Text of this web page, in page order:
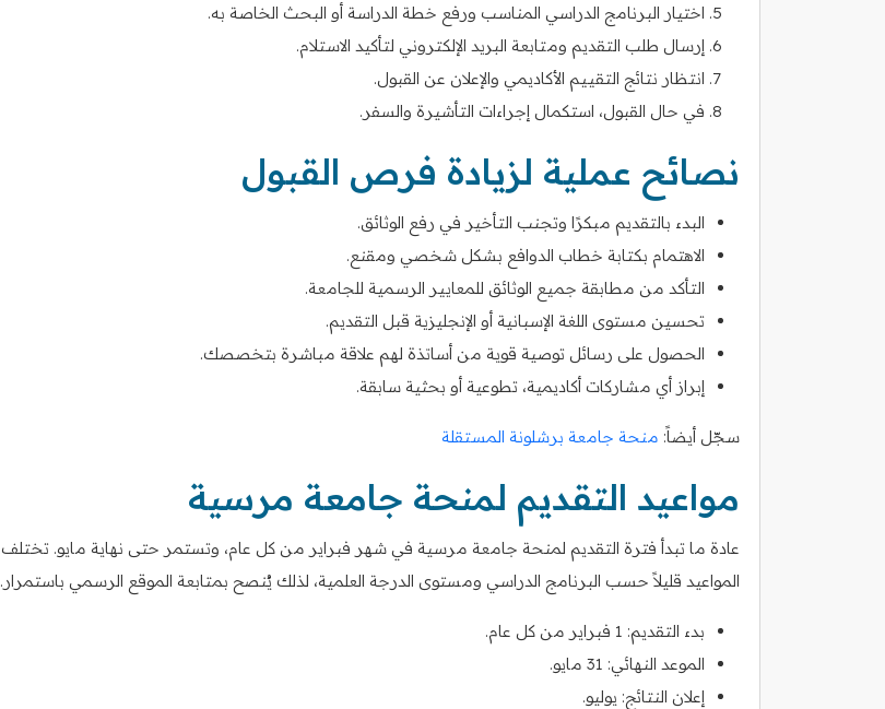
اختيار البرنامج الدراسي المناسب ورفع خطة الدراسة أو البحث الخاصة به.
إرسال طلب التقديم ومتابعة البريد الإلكتروني لتأكيد الاستلام.
انتظار نتائج التقييم الأكاديمي والإعلان عن القبول.
في حال القبول، استكمال إجراءات التأشيرة والسفر.
نصائح عملية لزيادة فرص القبول
البدء بالتقديم مبكرًا وتجنب التأخير في رفع الوثائق.
الاهتمام بكتابة خطاب الدوافع بشكل شخصي ومقنع.
التأكد من مطابقة جميع الوثائق للمعايير الرسمية للجامعة.
تحسين مستوى اللغة الإسبانية أو الإنجليزية قبل التقديم.
الحصول على رسائل توصية قوية من أساتذة لهم علاقة مباشرة بتخصصك.
إبراز أي مشاركات أكاديمية، تطوعية أو بحثية سابقة.
سجّل أيضاً: منحة جامعة برشلونة المستقلة
مواعيد التقديم لمنحة جامعة مرسية
عادة ما تبدأ فترة التقديم لمنحة جامعة مرسية في شهر فبراير من كل عام، وتستمر حتى نهاية مايو. تختلف
المواعيد قليلاً حسب البرنامج الدراسي ومستوى الدرجة العلمية، لذلك يُنصح بمتابعة الموقع الرسمي باستمرار.
بدء التقديم: 1 فبراير من كل عام.
الموعد النهائي: 31 مايو.
إعلان النتائج: يوليو.